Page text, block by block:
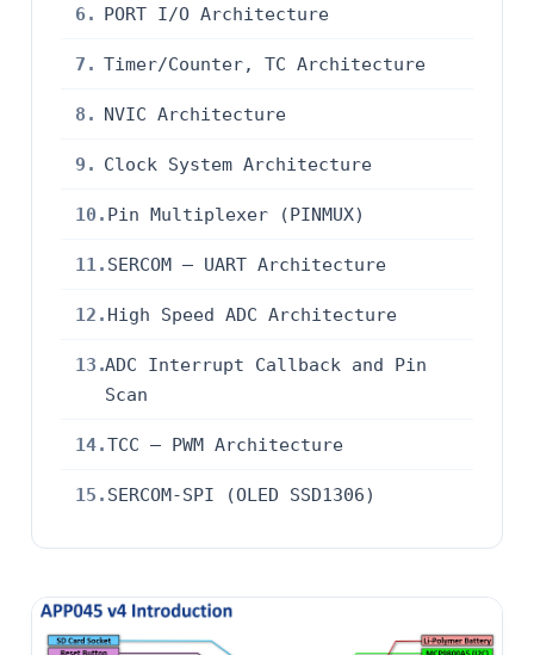
6. PORT I/O Architecture
7. Timer/Counter, TC Architecture
8. NVIC Architecture
9. Clock System Architecture
10. Pin Multiplexer (PINMUX)
11. SERCOM – UART Architecture
12. High Speed ADC Architecture
13.ADC Interrupt Callback and Pin
Scan
14.TCC – PWM Architecture
15. SERCOM-SPI (OLED SSD1306)